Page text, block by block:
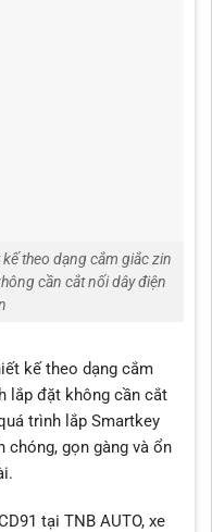
theo dạng cắm giắc zin
cần cắt nối dây điện
kế theo dạng cắm
lắp đặt không cần cắt
trình lắp Smartkey
chóng, gọn gàng và ổn
tại TNB AUTO, xe